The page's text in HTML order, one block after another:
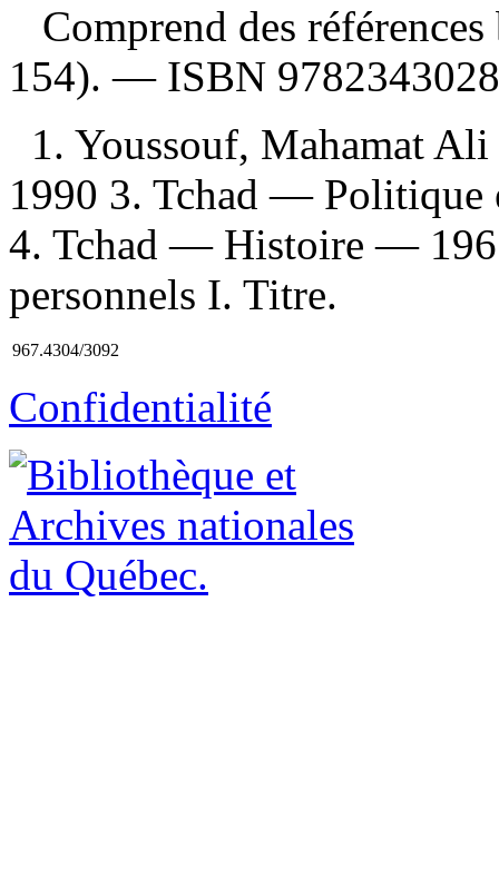
Comprend des
154). — ISBN
1. Youssouf, Mahamat
1990 3. Tchad —
4. Tchad — Histoire —
personnels I. Titre.
967.4304/3092
Confidentialité